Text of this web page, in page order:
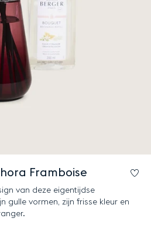
Framboise
van deze eigentijdse
gulle vormen, zijn frisse kleur en